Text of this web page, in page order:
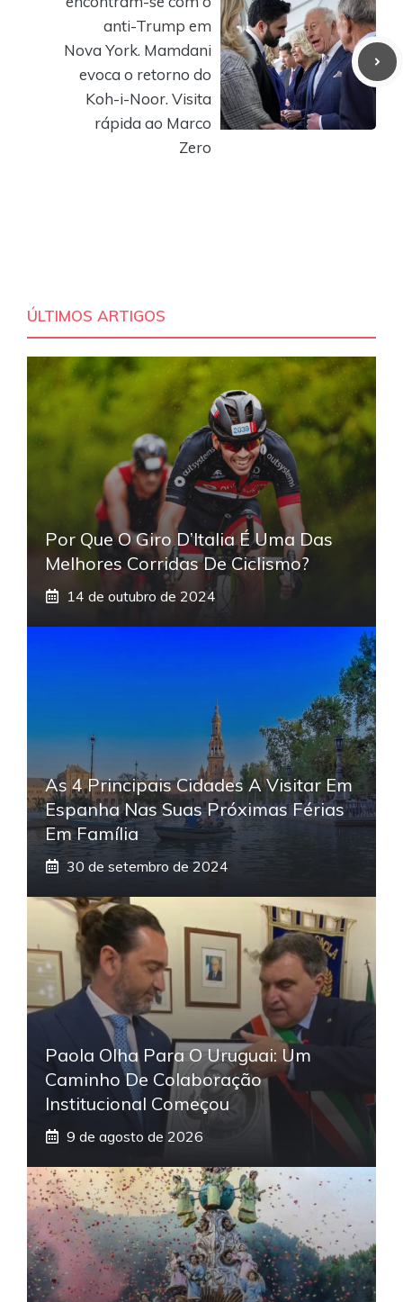
anti-Trump em
Nova York. Mamdani
evoca o retorno do
Koh-i-Noor. Visita
rápida ao Marco
Zero
ÚLTIMOS ARTIGOS
Por Que O Giro D’Italia É Uma Das
Melhores Corridas De Ciclismo?
14 de outubro de 2024
As 4 Principais Cidades A Visitar Em
Espanha Nas Suas Próximas Férias
Em Família
30 de setembro de 2024
Paola Olha Para O Uruguai: Um
Caminho De Colaboração
Institucional Começou
9 de agosto de 2026